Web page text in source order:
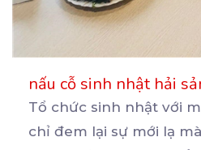
nấu cỗ sinh nhật hải
Tổ chức sinh nhật với
chỉ đem lại sự mới lạ